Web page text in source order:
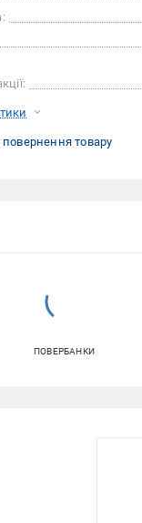
повернення товару
ПОВЕРБАНКИ